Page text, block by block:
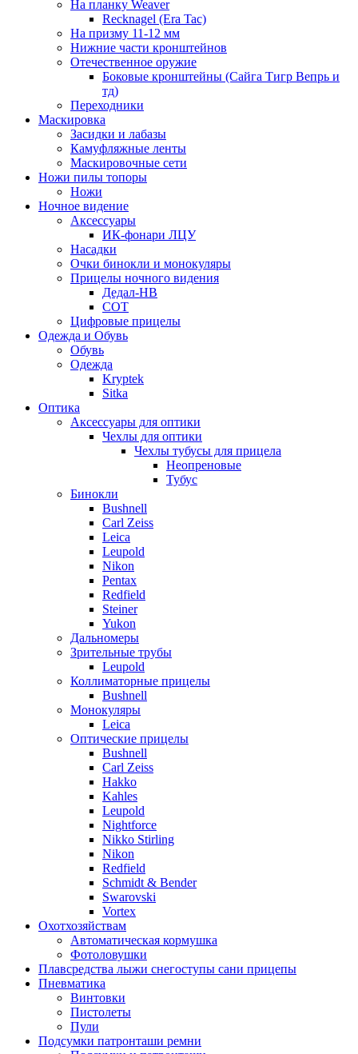
На планку Weaver
Recknagel (Era Tac)
На призму 11-12 мм
Нижние части кронштейнов
Отечественное оружие
Боковые кронштейны (Сайга Тигр Вепрь и
тд)
Переходники
Маскировка
Засидки и лабазы
Камуфляжные ленты
Маскировочные сети
Ножи пилы топоры
Ножи
Ночное видение
Аксессуары
ИК-фонари ЛЦУ
Насадки
Очки бинокли и монокуляры
Прицелы ночного видения
Дедал-НВ
СОТ
Цифровые прицелы
Одежда и Обувь
Обувь
Одежда
Kryptek
Sitka
Оптика
Аксессуары для оптики
Чехлы для оптики
Чехлы тубусы для прицела
Неопреновые
Тубус
Бинокли
Bushnell
Carl Zeiss
Leica
Leupold
Nikon
Pentax
Redfield
Steiner
Yukon
Дальномеры
Зрительные трубы
Leupold
Коллиматорные прицелы
Bushnell
Монокуляры
Leica
Оптические прицелы
Bushnell
Carl Zeiss
Hakko
Kahles
Leupold
Nightforce
Nikko Stirling
Nikon
Redfield
Schmidt & Bender
Swarovski
Vortex
Охотхозяйствам
Автоматическая кормушка
Фотоловушки
Плавсредства лыжи снегоступы сани прицепы
Пневматика
Винтовки
Пистолеты
Пули
Подсумки патронташи ремни